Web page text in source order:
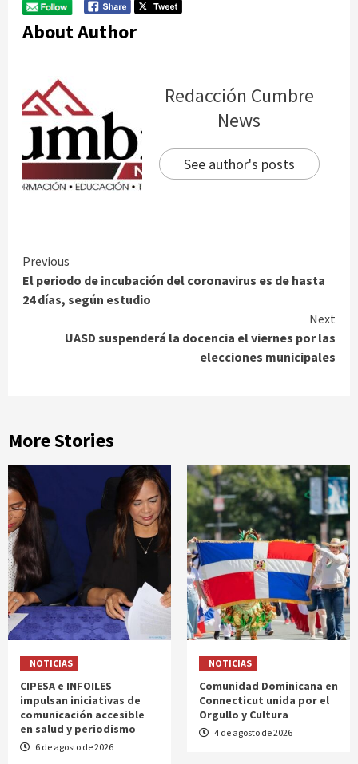
About Author
Redacción Cumbre
News
See author's posts
Continue
Reading
Previous
El periodo de incubación del coronavirus es de hasta
24 días, según estudio
Next
UASD suspenderá la docencia el viernes por las
elecciones municipales
More Stories
NOTICIAS
CIPESA e INFOILES
impulsan iniciativas de
comunicación accesible
en salud y periodismo
6 de agosto de 2026
NOTICIAS
Comunidad Dominicana en
Connecticut unida por el
Orgullo y Cultura
4 de agosto de 2026